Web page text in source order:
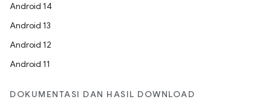
Android 14
Android 13
Android 12
Android 11
DOKUMENTASI DAN HASIL DOWNLOAD